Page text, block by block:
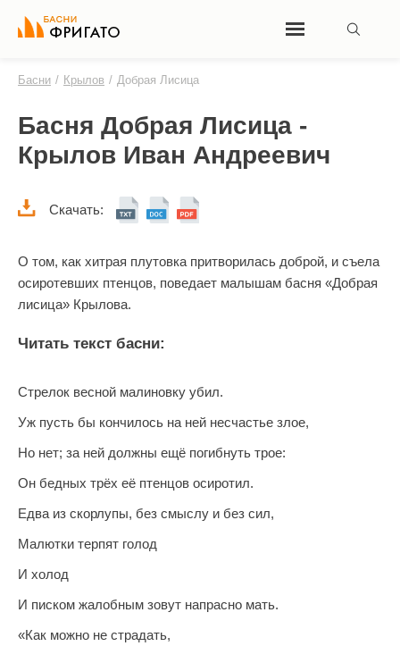
Басни / Крылов / Добрая Лисица
Басня Добрая Лисица -
Крылов Иван Андреевич
Скачать:
О том, как хитрая плутовка притворилась доброй, и съела
осиротевших птенцов, поведает малышам басня «Добрая
лисица» Крылова.
Читать текст басни:
Стрелок весной малиновку убил.
Уж пусть бы кончилось на ней несчастье злое,
Но нет; за ней должны ещё погибнуть трое:
Он бедных трёх её птенцов осиротил.
Едва из скорлупы, без смыслу и без сил,
Малютки терпят голод
И холод
И писком жалобным зовут напрасно мать.
«Как можно не страдать,